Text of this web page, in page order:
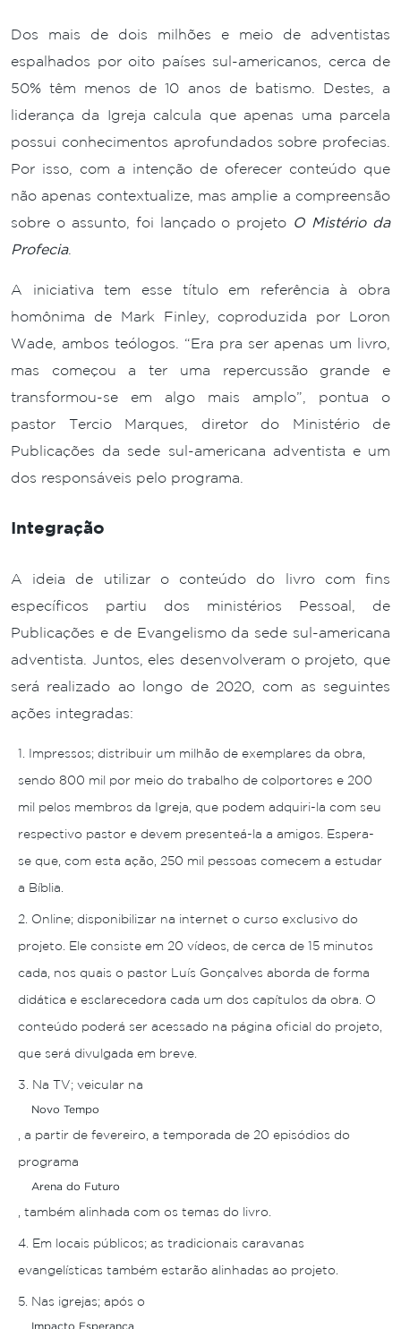
Dos mais de dois milhões e meio de adventistas
espalhados por oito países sul-americanos, cerca de
50% têm menos de 10 anos de batismo. Destes, a
liderança da Igreja calcula que apenas uma parcela
possui conhecimentos aprofundados sobre profecias.
Por isso, com a intenção de oferecer conteúdo que
não apenas contextualize, mas amplie a compreensão
sobre o assunto, foi lançado o projeto O Mistério da
Profecia.
A iniciativa tem esse título em referência à obra
homônima de Mark Finley, coproduzida por Loron
Wade, ambos teólogos. “Era pra ser apenas um livro,
mas começou a ter uma repercussão grande e
transformou-se em algo mais amplo”, pontua o
pastor Tercio Marques, diretor do Ministério de
Publicações da sede sul-americana adventista e um
dos responsáveis pelo programa.
Integração
A ideia de utilizar o conteúdo do livro com fins
específicos partiu dos ministérios Pessoal, de
Publicações e de Evangelismo da sede sul-americana
adventista. Juntos, eles desenvolveram o projeto, que
será realizado ao longo de 2020, com as seguintes
ações integradas:
Impressos; distribuir um milhão de exemplares da obra,
sendo 800 mil por meio do trabalho de colportores e 200
mil pelos membros da Igreja, que podem adquiri-la com seu
respectivo pastor e devem presenteá-la a amigos. Espera-
se que, com esta ação, 250 mil pessoas comecem a estudar
a Bíblia.
Online; disponibilizar na internet o curso exclusivo do
projeto. Ele consiste em 20 vídeos, de cerca de 15 minutos
cada, nos quais o pastor Luís Gonçalves aborda de forma
didática e esclarecedora cada um dos capítulos da obra. O
conteúdo poderá ser acessado na página oficial do projeto,
que será divulgada em breve.
Na TV; veicular na
Novo Tempo
, a partir de fevereiro, a temporada de 20 episódios do
programa
Arena do Futuro
, também alinhada com os temas do livro.
Em locais públicos; as tradicionais caravanas
evangelísticas também estarão alinhadas ao projeto.
Nas igrejas; após o
Impacto Esperança